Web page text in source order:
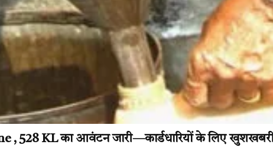
, 528 KL का आवंटन जारी—कार्डधारियों के लिए